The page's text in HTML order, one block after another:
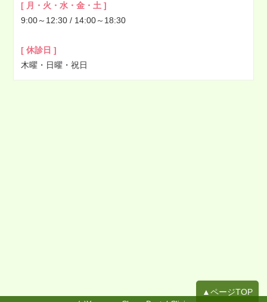
2022年03月
2022年01月
2021年12月
2021年11月
[ 月・火・水・金・土 ]
9:00～12:30 / 14:00～18:30
[ 休診日 ]
木曜・日曜・祝日
▲ページTOP